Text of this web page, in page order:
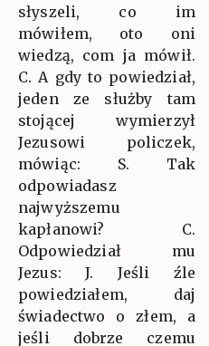
słyszeli, co im
mówiłem, oto oni
wiedzą, com ja mówił.
C. A gdy to powiedział,
jeden ze służby tam
stojącej wymierzył
Jezusowi policzek,
mówiąc: S. Tak
odpowiadasz
najwyższemu
kapłanowi? C.
Odpowiedział mu
Jezus: J. Jeśli źle
powiedziałem, daj
świadectwo o złem, a
jeśli dobrze czemu